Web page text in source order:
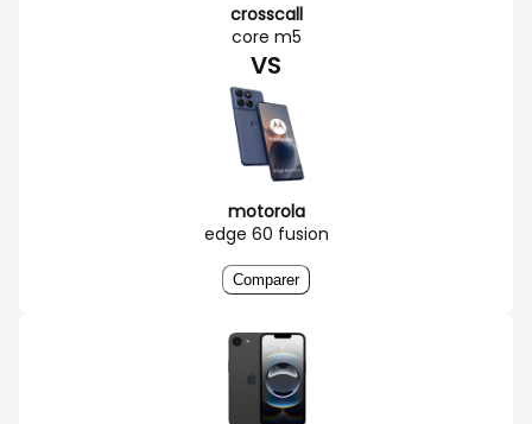
crosscall
core m5
VS
motorola
edge 60 fusion
Comparer